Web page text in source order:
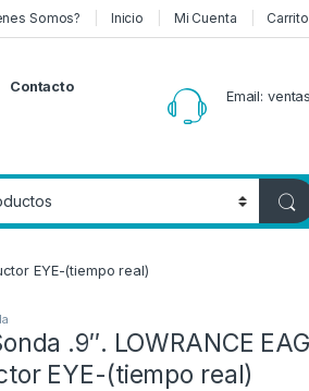
Somos? Inicio Mi Cuenta Carrito
Contacto
Email:
EYE-(tiempo real)
.9″. LOWRANCE
EYE-(tiempo real)